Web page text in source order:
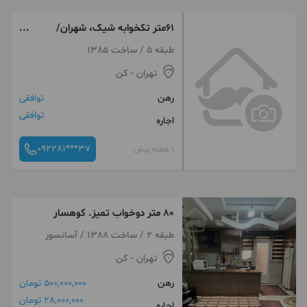
۶۱متر تکخوابه شیک، شهران/
کوهسار بام شمال‌غرب تهران
طبقه 5 / ساخت 1385
تهران - کن
رهن
توافقی
اجاره
توافقی
1 هفته پیش 092281***37
۸۰ متر دوخواب تمیز. کوهسار
طبقه 2 / ساخت 1388 / آسانسور
تهران - کن
رهن
500,000,000 تومان
28,000,000 تومان